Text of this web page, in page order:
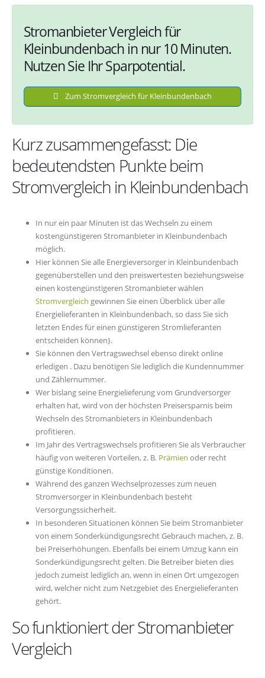
Stromanbieter Vergleich für
Kleinbundenbach in nur 10 Minuten.
Nutzen Sie Ihr Sparpotential.
Zum Stromvergleich für Kleinbundenbach
Kurz zusammengefasst: Die
bedeutendsten Punkte beim
Stromvergleich in Kleinbundenbach
In nur ein paar Minuten ist das Wechseln zu einem
kostengünstigeren Stromanbieter in Kleinbundenbach
möglich.
Hier können Sie alle Energieversorger in Kleinbundenbach
gegenüberstellen und den preiswertesten beziehungsweise
einen kostengünstigeren Stromanbieter wählen
Stromvergleich gewinnen Sie einen Überblick über alle
Energielieferanten in Kleinbundenbach, so dass Sie sich
letzten Endes für einen günstigeren Stromlieferanten
entscheiden können}.
Sie können den Vertragswechsel ebenso direkt online
erledigen . Dazu benötigen Sie lediglich die Kundennummer
und Zählernummer.
Wer bislang seine Energielieferung vom Grundversorger
erhalten hat, wird von der höchsten Preisersparnis beim
Wechseln des Stromanbieters in Kleinbundenbach
profitieren.
Im Jahr des Vertragswechsels profitieren Sie als Verbraucher
häufig von weiteren Vorteilen, z. B. Prämien oder recht
günstige Konditionen.
Während des ganzen Wechselprozesses zum neuen
Stromversorger in Kleinbundenbach besteht
Versorgungssicherheit.
In besonderen Situationen können Sie beim Stromanbieter
von einem Sonderkündigungsrecht Gebrauch machen, z. B.
bei Preiserhöhungen. Ebenfalls bei einem Umzug kann ein
Sonderkündigungsrecht gelten. Die Betreiber bieten dies
jedoch zumeist lediglich an, wenn in einen Ort umgezogen
wird, welcher nicht zum Netzgebiet des Energielieferanten
gehört.
So funktioniert der Stromanbieter
Vergleich